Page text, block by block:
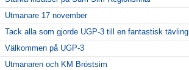
Utmanare 17 november
Tack alla som gjorde UGP-3 till en fantastisk tävling
Välkommen på UGP-3
Utmanaren och KM Bröstsim